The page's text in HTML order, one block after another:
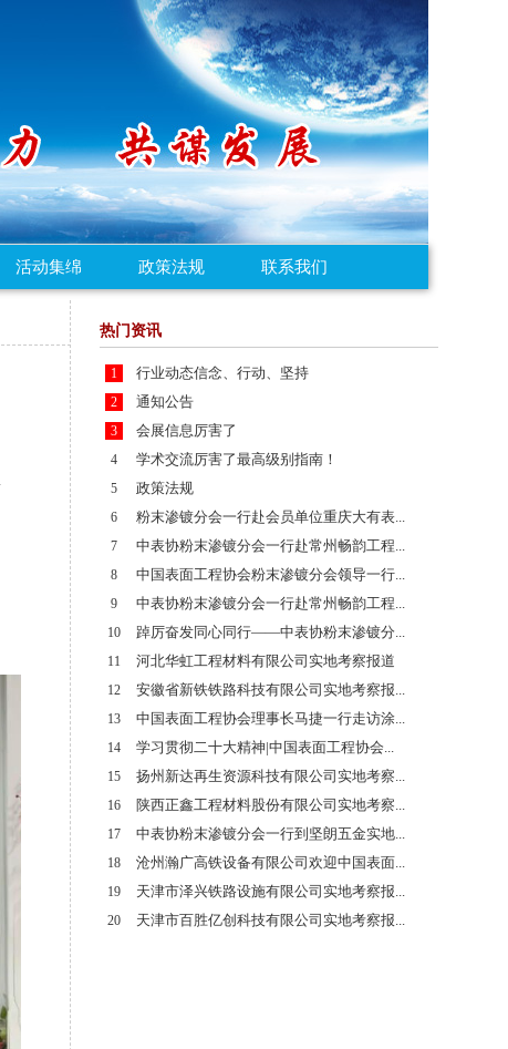
活动集绵 政策法规 联系我们
热门资讯
1 行业动态信念、行动、坚持
2 通知公告
3 会展信息厉害了
4 学术交流厉害了最高级别指南！
5 政策法规
6 粉末渗镀分会一行赴会员单位重庆大有表...
7 中表协粉末渗镀分会一行赴常州畅韵工程...
8 中国表面工程协会粉末渗镀分会领导一行...
9 中表协粉末渗镀分会一行赴常州畅韵工程...
10 踔厉奋发同心同行——中表协粉末渗镀分...
11 河北华虹工程材料有限公司实地考察报道
12 安徽省新铁铁路科技有限公司实地考察报...
13 中国表面工程协会理事长马捷一行走访涂...
14 学习贯彻二十大精神|中国表面工程协会...
15 扬州新达再生资源科技有限公司实地考察...
16 陕西正鑫工程材料股份有限公司实地考察...
17 中表协粉末渗镀分会一行到坚朗五金实地...
18 沧州瀚广高铁设备有限公司欢迎中国表面...
19 天津市泽兴铁路设施有限公司实地考察报...
20 天津市百胜亿创科技有限公司实地考察报...